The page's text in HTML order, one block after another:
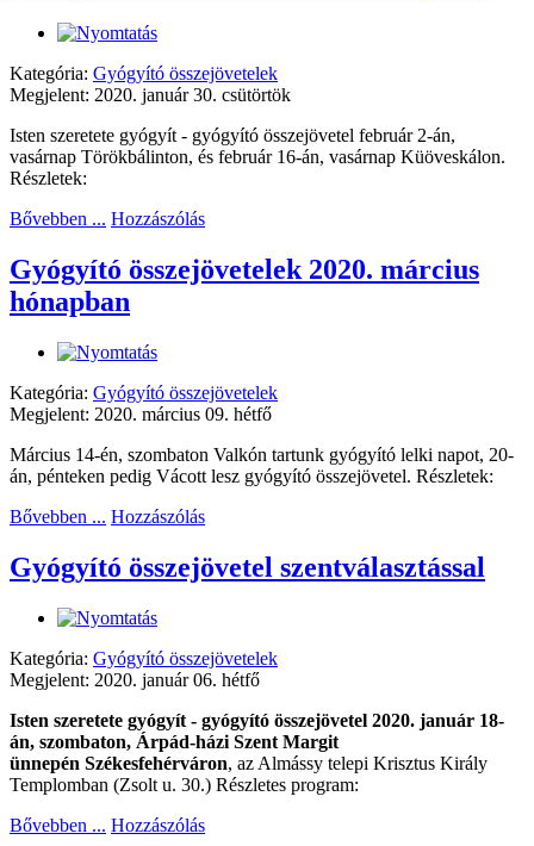
Kategória: Gyógyító összejövetelek
Megjelent: 2020. január 30. csütörtök
Isten szeretete gyógyít - gyógyító összejövetel február 2-án,
vasárnap Törökbálinton, és február 16-án, vasárnap Küöveskálon.
Részletek:
Bővebben ... Hozzászólás
Gyógyító összejövetelek 2020. március
hónapban
Kategória: Gyógyító összejövetelek
Megjelent: 2020. március 09. hétfő
Március 14-én, szombaton Valkón tartunk gyógyító lelki napot, 20-
án, pénteken pedig Vácott lesz gyógyító összejövetel. Részletek:
Bővebben ... Hozzászólás
Gyógyító összejövetel szentválasztással
Kategória: Gyógyító összejövetelek
Megjelent: 2020. január 06. hétfő
Isten szeretete gyógyít - gyógyító összejövetel 2020. január 18-
án, szombaton, Árpád-házi Szent Margit
ünnepén Székesfehérváron, az Almássy telepi Krisztus Király
Templomban (Zsolt u. 30.) Részletes program:
Bővebben ... Hozzászólás